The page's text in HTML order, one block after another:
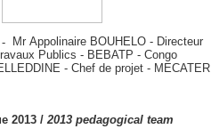
Mr Appolinaire BOUHELO - Directeur
Publics - BEBATP - Congo
- Chef de projet - MECATER
2013 /2013 pedagogical team